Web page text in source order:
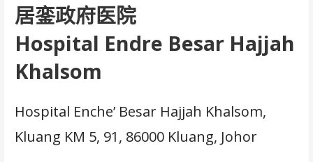
居銮政府医院
Hospital Endre Besar Hajjah
Khalsom
Hospital Enche’ Besar Hajjah Khalsom,
Kluang KM 5, 91, 86000 Kluang, Johor